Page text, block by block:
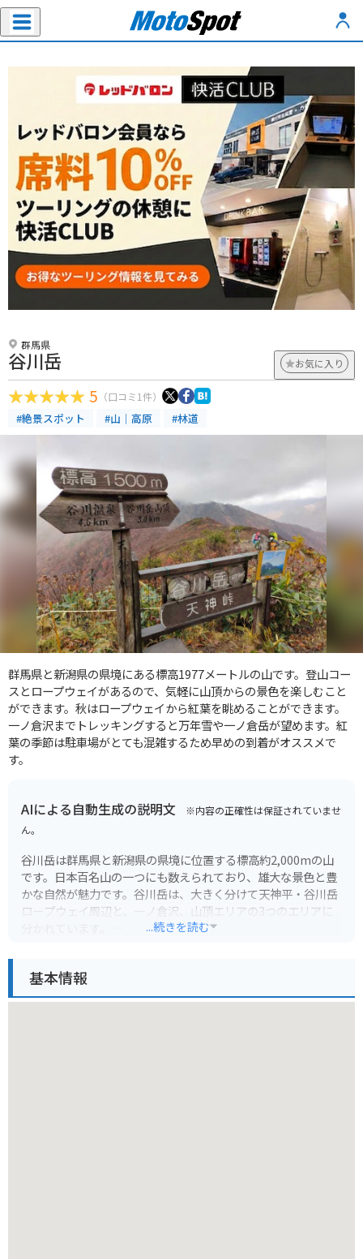
群馬県
谷川岳 お気に入り
5 （口コミ1件）
#絶景スポット #山｜高原 #林道
群馬県と新潟県の県境にある標高1977メートルの山です。登山コー
スとロープウェイがあるので、気軽に山頂からの景色を楽しむこと
ができます。秋はロープウェイから紅葉を眺めることができます。
一ノ倉沢までトレッキングすると万年雪や一ノ倉岳が望めます。紅
葉の季節は駐車場がとても混雑するため早めの到着がオススメで
す。
AIによる自動生成の説明文 ※内容の正確性は保証されていませ
ん。
谷川岳は群馬県と新潟県の県境に位置する標高約2,000mの山
です。日本百名山の一つにも数えられており、雄大な景色と豊
かな自然が魅力です。谷川岳は、大きく分けて天神平・谷川岳
ロープウェイ周辺と、一ノ倉沢、山頂エリアの3つのエリアに
で行くことができ、そこから尾瀬や周辺の山々を見渡すことが
できます。また、ロープウェイ山頂駅周辺には、レストランや
...続きを読む
基本情報